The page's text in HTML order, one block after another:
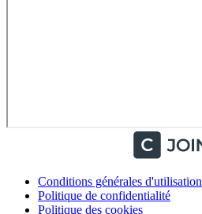
Conditions générales d'utilisation
Politique de confidentialité
Politique des cookies